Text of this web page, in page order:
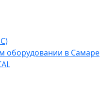
оборудовании в Самаре